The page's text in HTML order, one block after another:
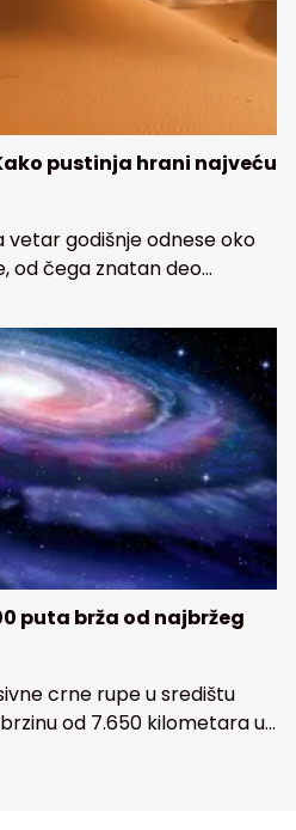
pustinja hrani najveću
godišnje odnese oko
od čega znatan deo
tropsku kišnu šumu na
puta brža od najbržeg
rupe u središtu
od 7.650 kilometara u